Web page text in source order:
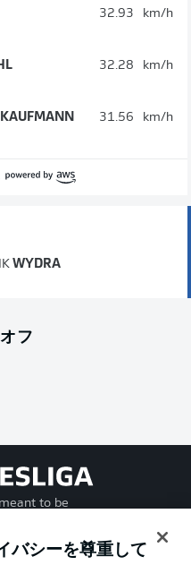
32.93 km/h
32.28 km/h
KAUFMANN 31.56 km/h
WYDRA
フ
to be
バシーを尊重して